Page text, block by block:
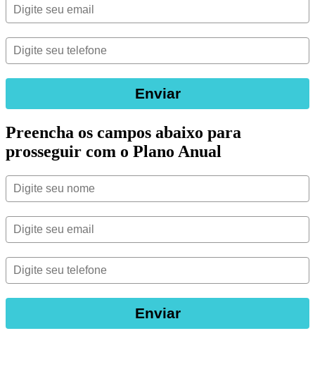
Enviar
Preencha os campos abaixo para
prosseguir com o Plano Anual
Enviar